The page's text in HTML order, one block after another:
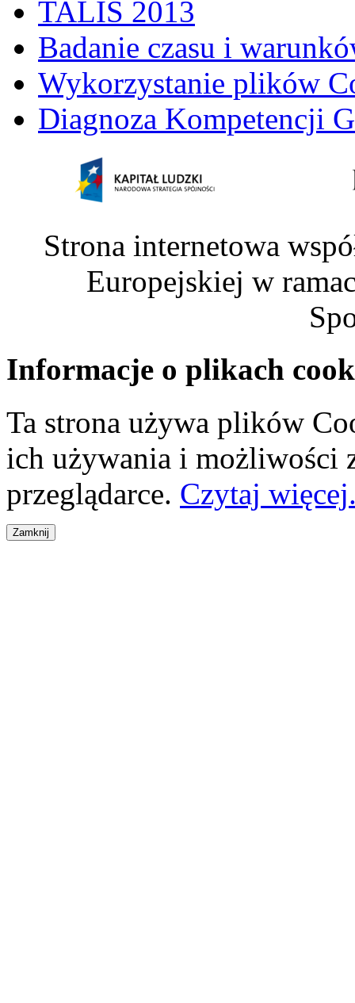
TALIS 2013
Badanie czasu i
Wykorzystanie plików
Diagnoza Kompetencji
Strona internetowa
Europejskiej w
Informacje o plikach
Ta strona używa plików
ich używania i możliwości
przeglądarce. Czytaj